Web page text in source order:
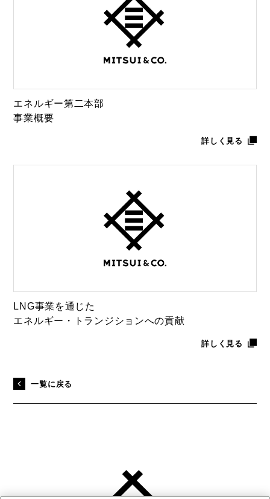
エネルギー第二本部
事業概要
詳しく見る
LNG事業を通じた
エネルギー・トランジションへの貢献
詳しく見る
一覧に戻る